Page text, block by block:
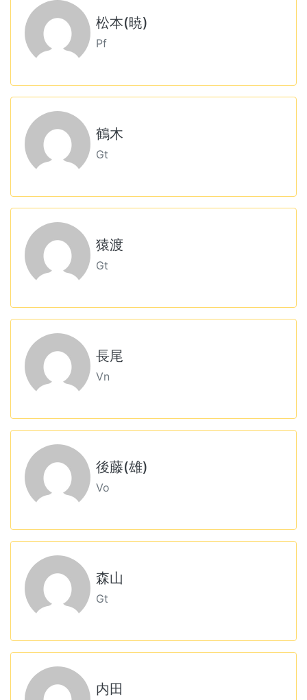
松本(暁)
Pf
鶴木
Gt
猿渡
Gt
長尾
Vn
後藤(雄)
Vo
森山
Gt
内田